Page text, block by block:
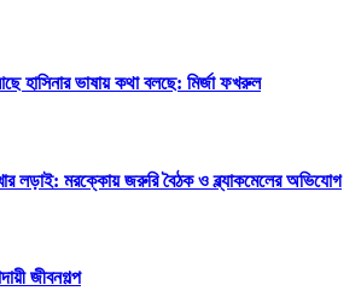
হাসিনার ভাষায় কথা বলছে: মির্জা ফখরুল
লড়াই: মরক্কোয় জরুরি বৈঠক ও ব্ল্যাকমেলের অভিযোগ
জীবনগল্প